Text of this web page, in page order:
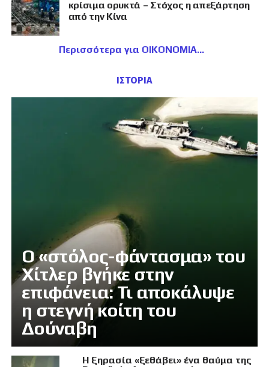
κρίσιμα ορυκτά – Στόχος η απεξάρτηση
από την Κίνα
Περισσότερα για ΟΙΚΟΝΟΜΙΑ
ΙΣΤΟΡΙΑ
Ο «στόλος-φάντασμα» του
Χίτλερ βγήκε στην
επιφάνεια: Τι αποκάλυψε
η στεγνή κοίτη του
Δούναβη
Η ξηρασία «ξεθάβει» ένα θαύμα της